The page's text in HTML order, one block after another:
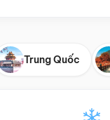
Trung Quốc